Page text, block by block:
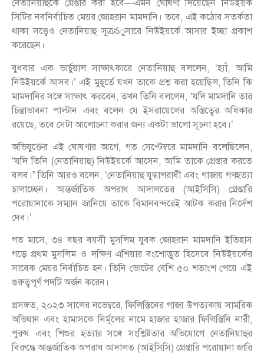
নেতানিয়াহুকে গ্রেপ্তার করা হবে—এমন ঘোষণা দিয়েছেন নিউইয়র্ক
সিটির নবনির্বাচিত মেয়র জোহরান মামদানি। তবে, এই কঠোর সতর্কতা
থাকা সত্ত্বেও নেতানিয়াহু সূত্রనুসারে নিউইয়র্কে আসার ইচ্ছা প্রকাশ
করেছেন।
বুধবার এক ভার্চুয়াল সাক্ষাৎকারে নেতানিয়াহু বললেন, ‘হ্যাঁ, আমি
নিউইয়র্কে আসব।’ এই মুহূর্তে যখন তাকে প্রশ্ন করা হয়েছিল, তিনি কি
মামদানির সঙ্গে সাক্ষাৎ করবেন, তখন তিনি বললেন, ‘যদি মামদানি তার
চিন্তাভাবনা পাল্টান এবং বলেন যে ইসরায়েলের অস্তিত্বের অধিকার
রয়েছে, তবে সেটা আলোচনা করার জন্য একটা ভালো সূচনা হবে।’
অভিযুক্তের এই ঘোষণার আগে, গত সেপ্টেম্বরে মামদানি বলেছিলেন,
“যদি তিনি (নেতানিয়াহু) নিউইয়র্কে আসেন, আমি তাকে গ্রেপ্তার করতে
বলব।” তিনি আরও বলেন, ‘নেতানিয়াহু যুদ্ধাপরাধী এবং গাজায় গণহত্যা
চালাচ্ছেন। আন্তর্জাতিক অপরাধ আদালতের (আইসিসি) গ্রেপ্তারি
পরোয়ানাকে সম্মান জানিয়ে তাকে বিমানবন্দরেই আটক করার নির্দেশ
দেব।’
গত মাসে, ৩৪ বছর বয়সী মুসলিম যুবক জোহরান মামদানি ইতিহাস
গড়ে প্রথম মুসলিম ও দক্ষিণ এশিয়ার বংশোদ্ভূত হিসেবে নিউইয়র্কের
সাবেক মেয়র নির্বাচিত হন। তিনি ভোটের বেশি ৫০ শতাংশ পেয়ে এই
গুরুত্বপূর্ণ পদটি অর্জন করেন।
প্রসঙ্গত, ২০২৩ সালের নভেম্বরে, ফিলিস্তিনের গাজা উপত্যকায় সামরিক
অভিযান এবং হামাসকে নির্মূলের নামে হাজার হাজার ফিলিস্তিনি নারী,
পুরুষ এবং শিশুর হত্যার সঙ্গে সংশ্লিষ্টতার অভিযোগে নেতানিয়াহুর
বিরুদ্ধে আন্তর্জাতিক অপরাধ আদালত (আইসিসি) গ্রেপ্তারি পরোয়ানা জারি